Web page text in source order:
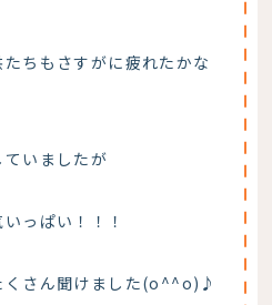
ちもさすがに疲れたかな
いましたが
っぱい！！！
くさん聞けました(o^^o)♪